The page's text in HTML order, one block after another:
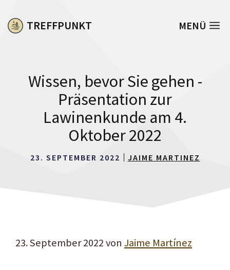
Inhalt
springen
TREFFPUNKT MENÜ
Wissen, bevor Sie gehen -
Präsentation zur
Lawinenkunde am 4.
Oktober 2022
23. SEPTEMBER 2022 JAIME MARTINEZ
23. September 2022von Jaime Martínez